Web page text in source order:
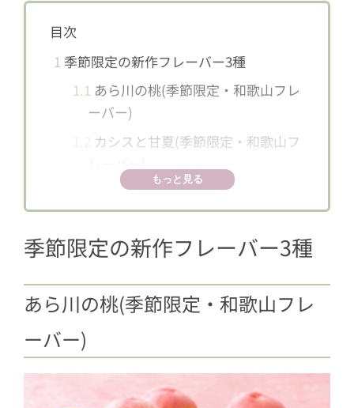
目次
1 季節限定の新作フレーバー3種
1.1 あら川の桃(季節限定・和歌山フレ
ーバー)
カシスと甘夏(季節限定・和歌山フ
チョコバナナとピスタチオ(季節限
定)
2バターサンド全12種セットも大人気！
もっと見る
季節限定の新作フレーバー3種
あら川の桃(季節限定・和歌山フレ
ーバー)